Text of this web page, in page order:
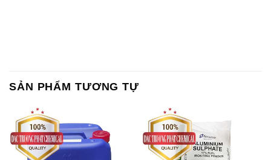
SẢN PHẨM TƯƠNG TỰ